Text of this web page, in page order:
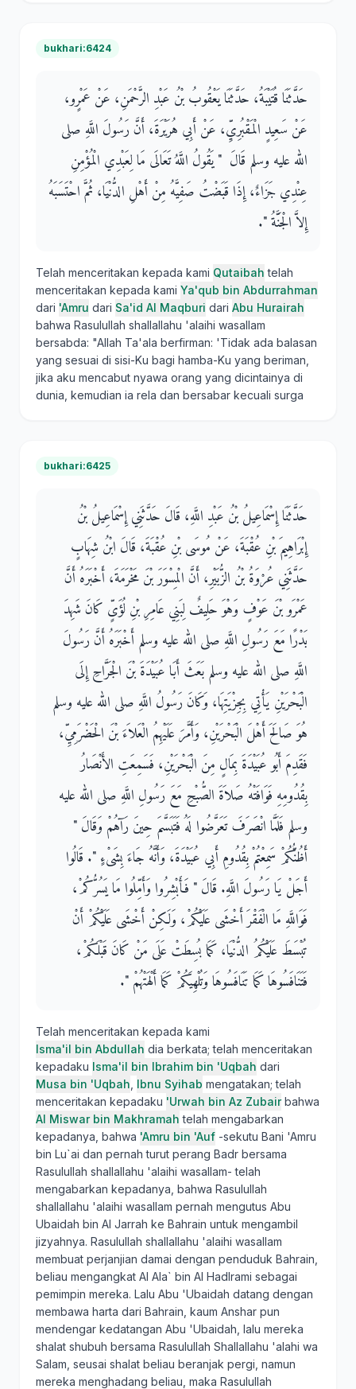
bukhari:6424
حَدَّثَنَا قُتَيْبَةُ، حَدَّثَنَا يَعْقُوبُ بْنُ عَبْدِ الرَّحْمَنِ، عَنْ عَمْرٍو،
عَنْ سَعِيدٍ الْمَقْبُرِيِّ، عَنْ أَبِي هُرَيْرَةَ، أَنَّ رَسُولَ اللَّهِ صلى
الله عليه وسلم قَالَ ‏ "‏ يَقُولُ اللَّهُ تَعَالَى مَا لِعَبْدِي الْمُؤْمِنِ
عِنْدِي جَزَاءٌ، إِذَا قَبَضْتُ صَفِيَّهُ مِنْ أَهْلِ الدُّنْيَا، ثُمَّ احْتَسَبَهُ
إِلاَّ الْجَنَّةُ ‏"‏‏.‏
Telah menceritakan kepada kami Qutaibah telah
menceritakan kepada kami Ya'qub bin Abdurrahman
dari 'Amru dari Sa'id Al Maqburi dari Abu Hurairah
bahwa Rasulullah shallallahu 'alaihi wasallam
bersabda: "Allah Ta'ala berfirman: 'Tidak ada balasan
yang sesuai di sisi-Ku bagi hamba-Ku yang beriman,
jika aku mencabut nyawa orang yang dicintainya di
dunia, kemudian ia rela dan bersabar kecuali surga
bukhari:6425
حَدَّثَنَا إِسْمَاعِيلُ بْنُ عَبْدِ اللَّهِ، قَالَ حَدَّثَنِي إِسْمَاعِيلُ بْنُ
إِبْرَاهِيمَ بْنِ عُقْبَةَ، عَنْ مُوسَى بْنِ عُقْبَةَ، قَالَ ابْنُ شِهَابٍ
حَدَّثَنِي عُرْوَةُ بْنُ الزُّبَيْرِ، أَنَّ الْمِسْوَرَ بْنَ مَخْرَمَةَ، أَخْبَرَهُ أَنَّ
عَمْرَو بْنَ عَوْفٍ وَهْوَ حَلِيفٌ لِبَنِي عَامِرِ بْنِ لُؤَىٍّ كَانَ شَهِدَ
بَدْرًا مَعَ رَسُولِ اللَّهِ صلى الله عليه وسلم أَخْبَرَهُ أَنَّ رَسُولَ
اللَّهِ صلى الله عليه وسلم بَعَثَ أَبَا عُبَيْدَةَ بْنَ الْجَرَّاحِ إِلَى
الْبَحْرَيْنِ يَأْتِي بِجِزْيَتِهَا، وَكَانَ رَسُولُ اللَّهِ صلى الله عليه وسلم
هُوَ صَالَحَ أَهْلَ الْبَحْرَيْنِ، وَأَمَّرَ عَلَيْهِمُ الْعَلاَءَ بْنَ الْحَضْرَمِيِّ،
فَقَدِمَ أَبُو عُبَيْدَةَ بِمَالٍ مِنَ الْبَحْرَيْنِ، فَسَمِعَتِ الأَنْصَارُ
بِقُدُومِهِ فَوَافَتْهُ صَلاَةَ الصُّبْحِ مَعَ رَسُولِ اللَّهِ صلى الله عليه
وسلم فَلَمَّا انْصَرَفَ تَعَرَّضُوا لَهُ فَتَبَسَّمَ حِينَ رَآهُمْ وَقَالَ ‏"‏
أَظُنُّكُمْ سَمِعْتُمْ بِقُدُومِ أَبِي عُبَيْدَةَ، وَأَنَّهُ جَاءَ بِشَىْءٍ ‏"‏‏.‏ قَالُوا
أَجَلْ يَا رَسُولَ اللَّهِ‏.‏ قَالَ ‏"‏ فَأَبْشِرُوا وَأَمِّلُوا مَا يَسُرُّكُمْ،
فَوَاللَّهِ مَا الْفَقْرَ أَخْشَى عَلَيْكُمْ، وَلَكِنْ أَخْشَى عَلَيْكُمْ أَنْ
تُبْسَطَ عَلَيْكُمُ الدُّنْيَا، كَمَا بُسِطَتْ عَلَى مَنْ كَانَ قَبْلَكُمْ،
فَتَنَافَسُوهَا كَمَا تَنَافَسُوهَا وَتُلْهِيَكُمْ كَمَا أَلْهَتْهُمْ ‏"‏‏.‏
Telah menceritakan kepada kami
Isma'il bin Abdullah dia berkata; telah menceritakan
kepadaku Isma'il bin Ibrahim bin 'Uqbah dari
Musa bin 'Uqbah Ibnu Syihab mengatakan; telah
menceritakan kepadaku 'Urwah bin Az Zubairbahwa
Al Miswar bin Makhramah telah mengabarkan
kepadanya, bahwa 'Amru bin 'Auf -sekutu Bani 'Amru
bin Lu`ai dan pernah turut perang Badr bersama
Rasulullah shallallahu 'alaihi wasallam- telah
mengabarkan kepadanya, bahwa Rasulullah
shallallahu 'alaihi wasallam pernah mengutus Abu
Ubaidah bin Al Jarrah ke Bahrain untuk mengambil
jizyahnya. Rasulullah shallallahu 'alaihi wasallam
membuat perjanjian damai dengan penduduk Bahrain,
beliau mengangkat Al Ala` bin Al Hadlrami sebagai
pemimpin mereka. Lalu Abu 'Ubaidah datang dengan
membawa harta dari Bahrain, kaum Anshar pun
mendengar kedatangan Abu 'Ubaidah, lalu mereka
shalat shubuh bersama Rasulullah Shallallahu 'alahi wa
Salam, seusai shalat beliau beranjak pergi, namun
mereka menghadang beliau, maka Rasulullah